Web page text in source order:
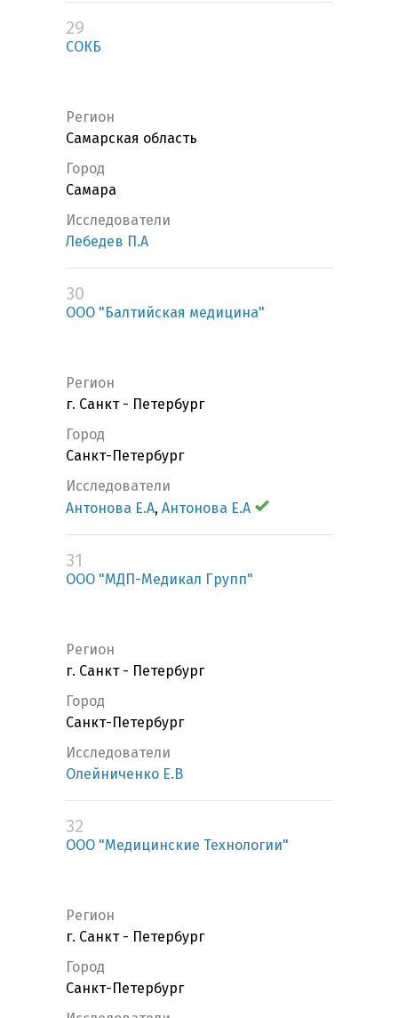
29
СОКБ
Регион
Самарская область
Город
Самара
Исследователи
Лебедев П.А
30
ООО "Балтийская медицина"
Регион
г. Санкт - Петербург
Город
Санкт-Петербург
Исследователи
Антонова Е.А, Антонова Е.А
31
ООО "МДП-Медикал Групп"
Регион
г. Санкт - Петербург
Город
Санкт-Петербург
Исследователи
Олейниченко Е.В
32
ООО "Медицинские Технологии"
Регион
г. Санкт - Петербург
Город
Санкт-Петербург